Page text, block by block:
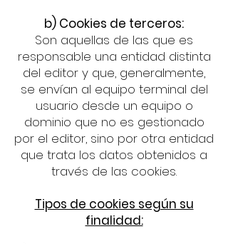
b) Cookies de terceros:
Son aquellas de las que es
responsable una entidad distinta
del editor y que, generalmente,
se envían al equipo terminal del
usuario desde un equipo o
dominio que no es gestionado
por el editor, sino por otra entidad
que trata los datos obtenidos a
través de las cookies.
Tipos de cookies según su
finalidad: